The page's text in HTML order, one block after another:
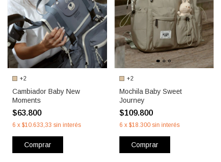
+2
Cambiador Baby New
Moments
$63.800
6 x $10.633,33 sin interés
Comprar
+2
Mochila Baby Sweet
Journey
$109.800
6 x $18.300 sin interés
Comprar